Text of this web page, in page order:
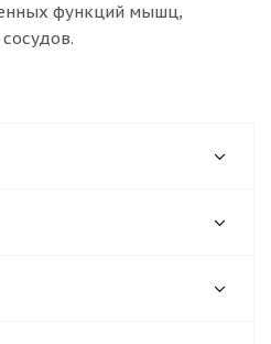
функций мышц,